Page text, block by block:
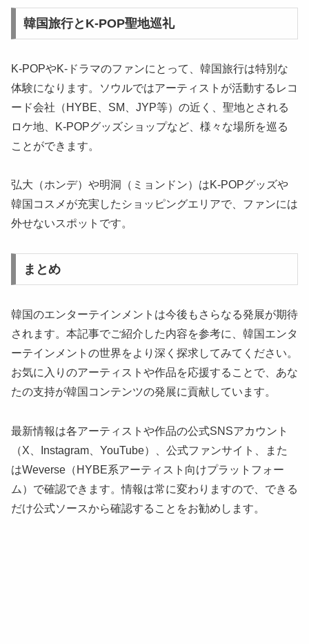
韓国旅行とK-POP聖地巡礼
K-POPやK-ドラマのファンにとって、韓国旅行は特別な
体験になります。ソウルではアーティストが活動するレコ
ード会社（HYBE、SM、JYP等）の近く、聖地とされる
ロケ地、K-POPグッズショップなど、様々な場所を巡る
ことができます。
弘大（ホンデ）や明洞（ミョンドン）はK-POPグッズや
韓国コスメが充実したショッピングエリアで、ファンには
外せないスポットです。
まとめ
韓国のエンターテインメントは今後もさらなる発展が期待
されます。本記事でご紹介した内容を参考に、韓国エンタ
ーテインメントの世界をより深く探求してみてください。
お気に入りのアーティストや作品を応援することで、あな
たの支持が韓国コンテンツの発展に貢献しています。
最新情報は各アーティストや作品の公式SNSアカウント
（X、Instagram、YouTube）、公式ファンサイト、また
はWeverse（HYBE系アーティスト向けプラットフォー
ム）で確認できます。情報は常に変わりますので、できる
だけ公式ソースから確認することをお勧めします。